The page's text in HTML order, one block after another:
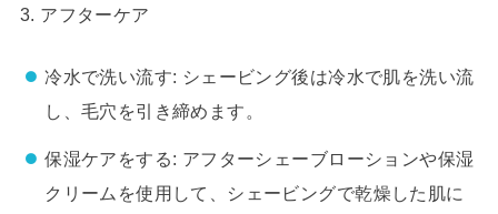
3. アフターケア
冷水で洗い流す: シェービング後は冷水で肌を洗い流
し、毛穴を引き締めます。
保湿ケアをする: アフターシェーブローションや保湿
クリームを使用して、シェービングで乾燥した肌に